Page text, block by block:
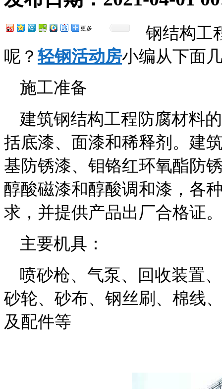
更多
钢结构工
呢？ 轻钢活动房小编从下面
施工准备
建筑钢结构工程防腐材料
括底漆、面漆和稀释剂。建
基防锈漆、钼铬红环氧酯防
醇酸磁漆和醇酸调和漆，各
求，并提供产品出厂合格证
主要机具：
喷砂枪、气泵、回收装置
砂轮、砂布、钢丝刷、棉线
及配件等